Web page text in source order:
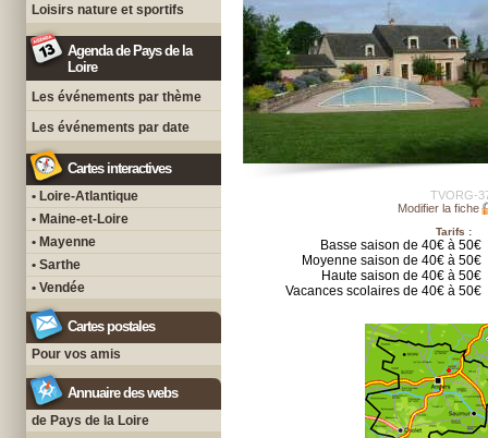
Loisirs nature et sportifs
Agenda de Pays de la
Loire
Les événements par thème
Les événements par date
Cartes interactives
• Loire-Atlantique
• Maine-et-Loire
• Mayenne
• Sarthe
• Vendée
Cartes postales
Pour vos amis
Annuaire des webs
de Pays de la Loire
TVORG-
Modifier la fiche
Tarifs :
Basse saison de 40€ à 50€
Moyenne saison de 40€ à 50€
Haute saison de 40€ à 50€
Vacances scolaires de 40€ à 50€